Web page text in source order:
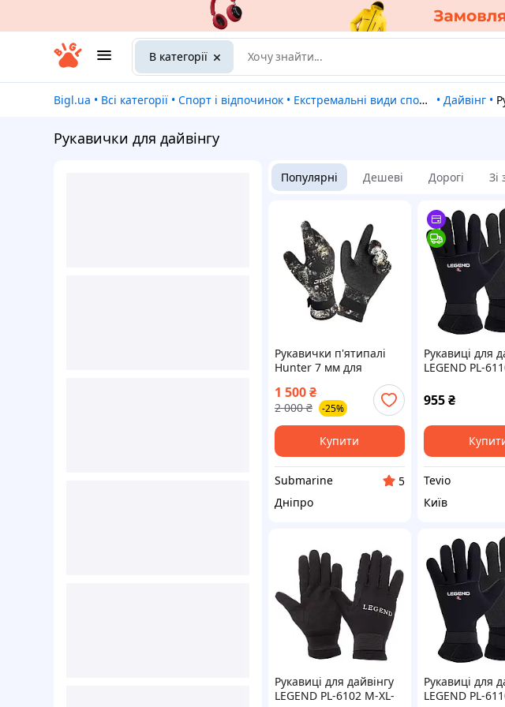
В категорії
Bigl.ua • Всі категорії • Спорт і відпочинок • Екстремальні види спорту • Дайвінг •
Рукавички для дайвінгу
Популярні Дешеві Дорогі Зі
Рукавички п'ятипалі
Hunter 7 мм для
підводного полювання
фридайвінгу
гідрокостюм
1 500₴
2 000 ₴ -25%
Купити
Submarine
5
Дніпро
Рукавиці для
LEGEND PL-
неопрен
трипалі
955₴
Tevio
Київ
Рукавиці для дайвінгу
LEGEND PL-6102 M-XL-
Рукавиці для
LEGEND PL-